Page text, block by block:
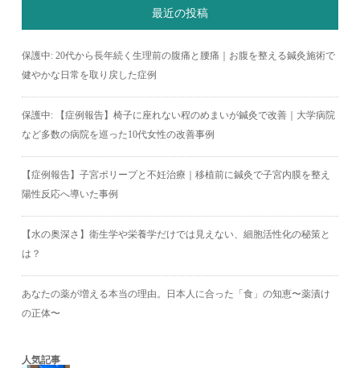
最近の投稿
保護中: 20代から長年続く生理前の腹痛と腰痛｜お腹を整える鍼灸施術で
健やかな日常を取り戻した症例
保護中: 【症例報告】椅子に座れない程のめまいが鍼灸で改善｜大学病院
など多数の病院を巡った10代女性の改善事例
【症例報告】子宮ポリープと不妊治療｜移植前に鍼灸で子宮内膜を整え
陽性反応へ導いた事例
【水の奥深さ】衛生学や栄養学だけでは見えない、細胞活性化の秘策と
は？
あなたの薬が増える本当の理由。日本人に合った「食」の知恵〜薬漬け
の正体〜
人気記事